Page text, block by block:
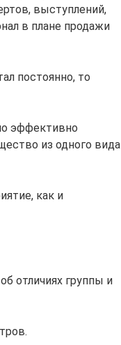
выступлений,
в плане продажи
постоянно, то
эффективно
из одного вида
как и
отличиях группы и